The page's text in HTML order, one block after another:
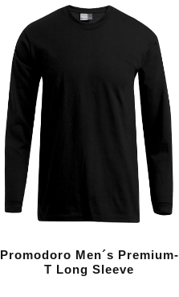
Promodoro Men´s Premium-
T Long Sleeve